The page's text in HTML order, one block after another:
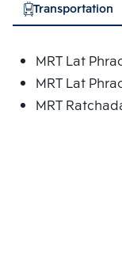
Transportation
MRT Lat
MRT Lat
MRT